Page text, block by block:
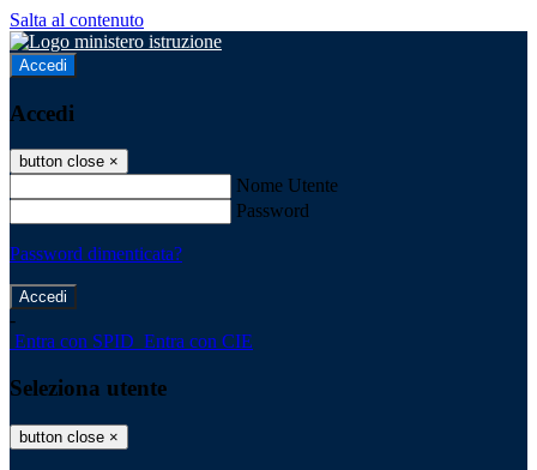
Salta al contenuto
Accedi
Accedi
button close ×
Nome Utente
Password
Password dimenticata?
-
Entra con SPID Entra con CIE
Seleziona utente
button close ×